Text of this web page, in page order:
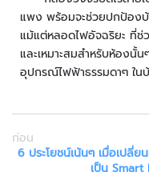
ว
า
ป
ล
ด
ย
แพง พร้อมจะช่วยปกป้อง
แม้แต่หลอดไฟอัจฉริยะ ที่
และเหมาะสมสำหรับห้องนั้
อุปกรณ์ไฟฟ้าธรรมดาๆ ใน
ก่อน
6 ประโยชน์เน้นๆ เมื่อเปลี่ย
เป็น Smart